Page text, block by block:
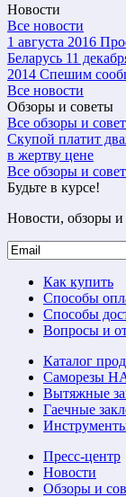
Новости
Все новости
1 августа 2016
Беларусь 11
2014 Спешим
Все новости
Обзоры и советы
Все обзоры и
Скупой платит
в жертву цене
Все обзоры и
Будьте в курсе!
Новости, обзоры и
Как купить
Способы
Способы
Вопросы и
Каталог
Саморезы
Вытяжные
Гаечные
Пресс-центр
Новости
Обзоры и